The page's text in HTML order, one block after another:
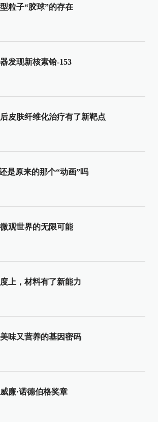
粒子“胶球”的存在
发现新核素铪-153
皮肤纤维化治疗有了新靶点
是原来的那个“动画”吗
观世界的无限可能
上，材料有了新能力
味又营养的基因密码
廉·诺德伯格奖章